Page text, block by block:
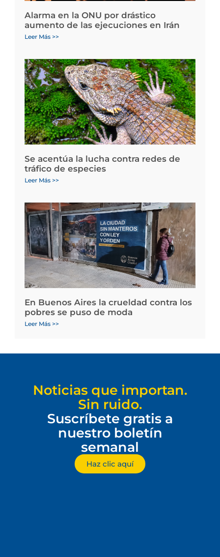
Alarma en la ONU por drástico
aumento de las ejecuciones en Irán
Leer Más >>
Se acentúa la lucha contra redes de
tráfico de especies
Leer Más >>
En Buenos Aires la crueldad contra los
pobres se puso de moda
Leer Más >>
Noticias que importan.
Sin ruido.
Suscríbete gratis a
nuestro boletín
semanal
Haz clic aquí